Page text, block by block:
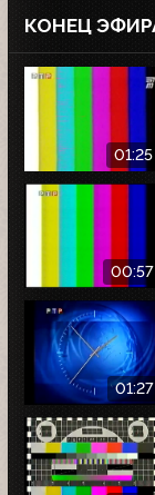
КОНЕЦ
01:25
00:57
01:27